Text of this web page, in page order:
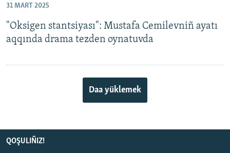
31 MART 2025
"Oksigen stantsiyası": Mustafa Cemilevniñ ayatı
aqqında drama tezden oynatuvda
Daa yüklemek
QOŞULIÑIZ!